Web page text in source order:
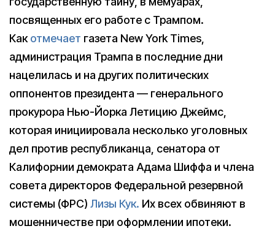
посвященных его работе с Трампом.
Какотмечает газета New York Times,
администрация Трампа в последние дни
нацелилась и на других политических
оппонентов президента — генерального
прокурора Нью-Йорка Летицию Джеймс,
которая инициировала несколько уголовных
дел против республиканца, сенатора от
Калифорнии демократа Адама Шиффа и члена
совета директоров Федеральной резервной
системы (ФРС) Лизы Кук. Их всех обвиняют в
мошенничестве при оформлении ипотеки.